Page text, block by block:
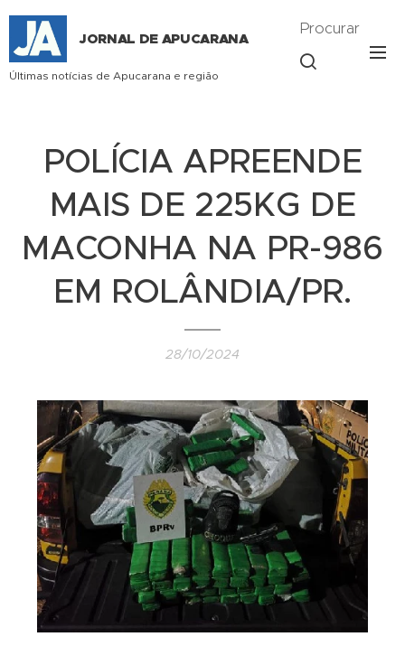
JORNAL DE APUCARANA
Últimas notícias de Apucarana e região
Procurar
POLÍCIA APREENDE
MAIS DE 225KG DE
MACONHA NA PR-986
EM ROLÂNDIA/PR.
28/10/2024